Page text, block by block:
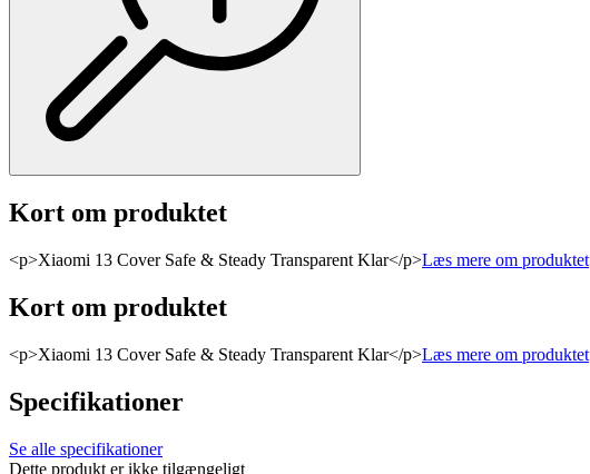
Kort om produktet
<p>Xiaomi 13 Cover Safe & Steady Transparent Klar</p>Læs mere om produktet
Kort om produktet
<p>Xiaomi 13 Cover Safe & Steady Transparent Klar</p>Læs mere om produktet
Specifikationer
Se alle specifikationer
Dette produkt er ikke tilgængeligt